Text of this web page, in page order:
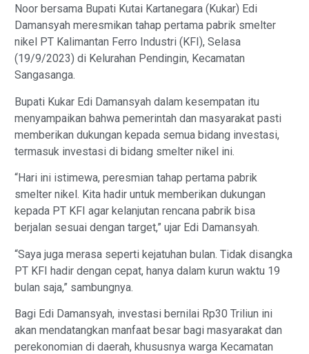
Noor bersama Bupati Kutai Kartanegara (Kukar) Edi
Damansyah meresmikan tahap pertama pabrik smelter
nikel PT Kalimantan Ferro Industri (KFI), Selasa
(19/9/2023) di Kelurahan Pendingin, Kecamatan
Sangasanga.
Bupati Kukar Edi Damansyah dalam kesempatan itu
menyampaikan bahwa pemerintah dan masyarakat pasti
memberikan dukungan kepada semua bidang investasi,
termasuk investasi di bidang smelter nikel ini.
“Hari ini istimewa, peresmian tahap pertama pabrik
smelter nikel. Kita hadir untuk memberikan dukungan
kepada PT KFI agar kelanjutan rencana pabrik bisa
berjalan sesuai dengan target,” ujar Edi Damansyah.
“Saya juga merasa seperti kejatuhan bulan. Tidak disangka
PT KFI hadir dengan cepat, hanya dalam kurun waktu 19
bulan saja,” sambungnya.
Bagi Edi Damansyah, investasi bernilai Rp30 Triliun ini
akan mendatangkan manfaat besar bagi masyarakat dan
perekonomian di daerah, khususnya warga Kecamatan